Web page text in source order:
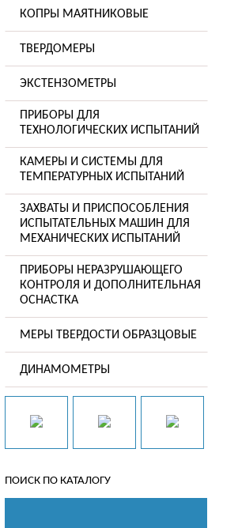
КОПРЫ МАЯТНИКОВЫЕ
ТВЕРДОМЕРЫ
ЭКСТЕНЗОМЕТРЫ
ПРИБОРЫ ДЛЯ
ТЕХНОЛОГИЧЕСКИХ ИСПЫТАНИЙ
КАМЕРЫ И СИСТЕМЫ ДЛЯ
ТЕМПЕРАТУРНЫХ ИСПЫТАНИЙ
ЗАХВАТЫ И ПРИСПОСОБЛЕНИЯ
ИСПЫТАТЕЛЬНЫХ МАШИН ДЛЯ
МЕХАНИЧЕСКИХ ИСПЫТАНИЙ
ПРИБОРЫ НЕРАЗРУШАЮЩЕГО
КОНТРОЛЯ И ДОПОЛНИТЕЛЬНАЯ
ОСНАСТКА
МЕРЫ ТВЕРДОСТИ ОБРАЗЦОВЫЕ
ДИНАМОМЕТРЫ
ПОИСК ПО КАТАЛОГУ